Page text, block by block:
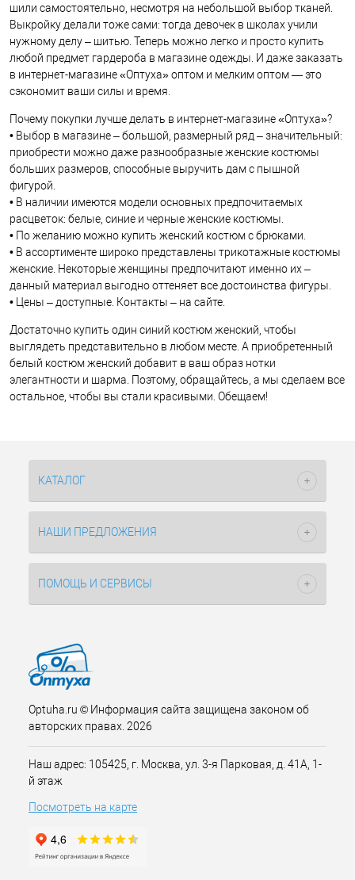
шили самостоятельно, несмотря на небольшой выбор тканей.
Выкройку делали тоже сами: тогда девочек в школах учили
нужному делу – шитью. Теперь можно легко и просто купить
любой предмет гардероба в магазине одежды. И даже заказать
в интернет-магазине «Оптуха» оптом и мелким оптом — это
сэкономит ваши силы и время.
Почему покупки лучше делать в интернет-магазине «Оптуха»?
• Выбор в магазине – большой, размерный ряд – значительный:
приобрести можно даже разнообразные женские костюмы
больших размеров, способные выручить дам с пышной
фигурой.
• В наличии имеются модели основных предпочитаемых
расцветок: белые, синие и черные женские костюмы.
• По желанию можно купить женский костюм с брюками.
• В ассортименте широко представлены трикотажные костюмы
женские. Некоторые женщины предпочитают именно их –
данный материал выгодно оттеняет все достоинства фигуры.
• Цены – доступные. Контакты – на сайте.
Достаточно купить один синий костюм женский, чтобы
выглядеть представительно в любом месте. А приобретенный
белый костюм женский добавит в ваш образ нотки
элегантности и шарма. Поэтому, обращайтесь, а мы сделаем все
остальное, чтобы вы стали красивыми. Обещаем!
КАТАЛОГ
НАШИ ПРЕДЛОЖЕНИЯ
ПОМОЩЬ И СЕРВИСЫ
Optuha.ru © Информация сайта защищена законом об
авторских правах. 2026
Наш адрес: 105425, г. Москва, ул. 3-я Парковая, д. 41А, 1-
й этаж
Посмотреть на карте